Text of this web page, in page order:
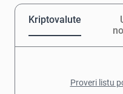
Kriptovalute
Proveri listu